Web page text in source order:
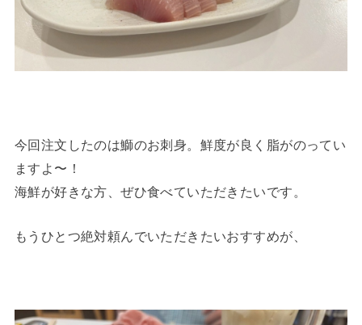
今回注文したのは鰤のお刺身。鮮度が良く脂がのってい
ますよ〜！
海鮮が好きな方、ぜひ食べていただきたいです。
もうひとつ絶対頼んでいただきたいおすすめが、